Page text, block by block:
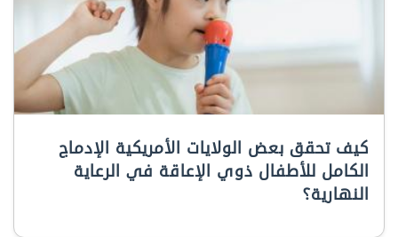
كيف تحقق بعض الولايات الأمريكية الإدماج
الكامل للأطفال ذوي الإعاقة في الرعاية
النهارية؟